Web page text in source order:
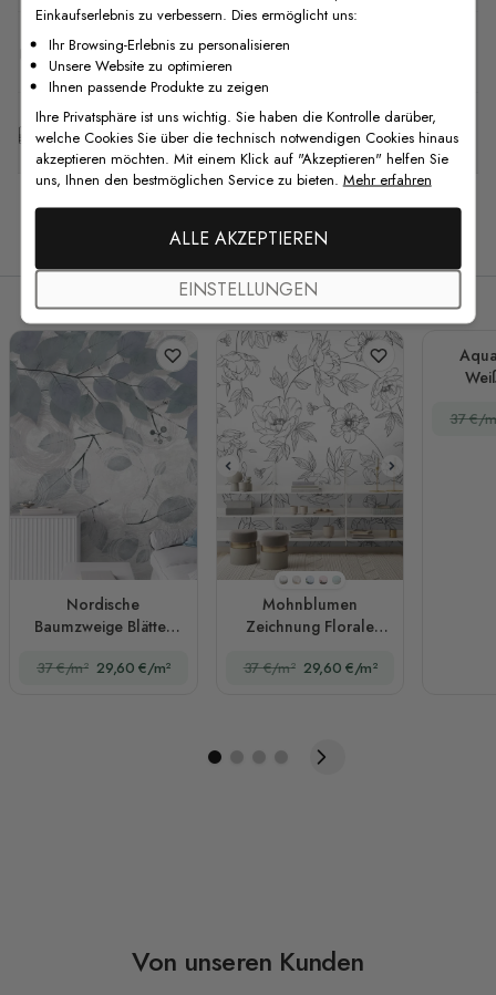
F.A.Q
Kostenlose Anpassung
Verwandte Produkte
Nordische
Baumzweige Blätter
37 €/m² 29,60 €/m²
Stil 2(schwarz und weiß)
Stil 1
Stil 3
Stil 4
Stil 5
Mohnblumen
Zeichnung Florale
37 €/m² 29,60 €/m²
37 €/
Von unseren Kunden
Einkaufserlebnis zu verbessern. Dies ermöglicht uns:
Ihr Browsing-Erlebnis zu personalisieren
Unsere Website zu optimieren
Ihnen passende Produkte zu zeigen
Ihre Privatsphäre ist uns wichtig. Sie haben die Kontrolle darüber,
welche Cookies Sie über die technisch notwendigen Cookies hinaus
akzeptieren möchten. Mit einem Klick auf "Akzeptieren" helfen Sie
uns, Ihnen den bestmöglichen Service zu bieten. Mehr erfahren
ALLE AKZEPTIEREN
EINSTELLUNGEN